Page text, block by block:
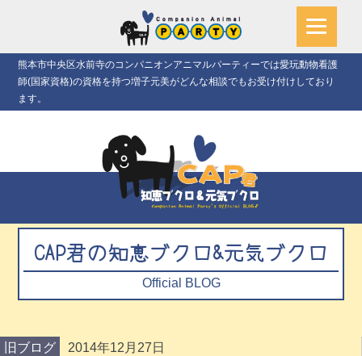
熊本市中央区水前寺のコンパニオンアニマルパーティーでは愛玩動物看護
師(国家資格)の資格を持つ増子元美がどんな相談でもお受け付けしており
ます。
CAP君の知恵ブクロ&元気ブクロ
Official BLOG
旧ブログ 2014年12月27日